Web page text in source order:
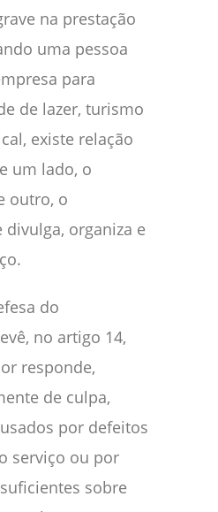
na prestação
uma pessoa
para
de lazer, turismo
existe relação
um lado, o
outro, o
organiza e
do
no artigo 14,
responde,
de culpa,
por defeitos
serviço ou por
sobre